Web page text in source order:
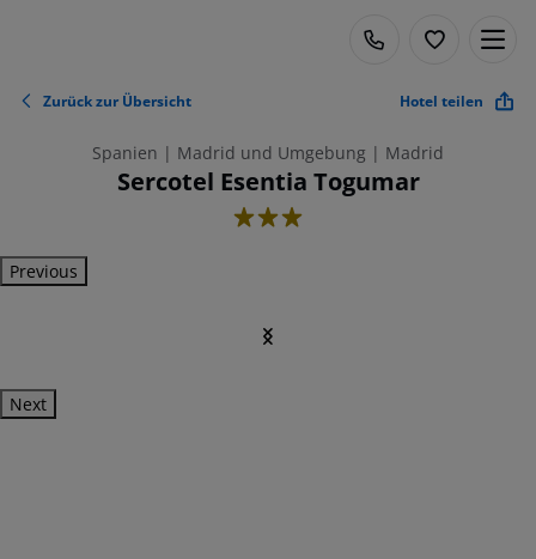
Zurück zur Übersicht Hotel teilen
Spanien | Madrid und Umgebung | Madrid
Sercotel Esentia Togumar
3
Previous
Next